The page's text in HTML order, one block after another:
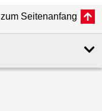
zum Seitenanfang